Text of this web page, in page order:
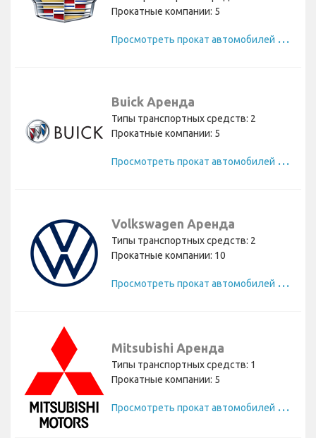
Прокатные компании: 5
П
росмотреть прокат автомобилей Cadillac
Buick Аренда
Типы транспортных средств: 2
Прокатные компании: 5
П
росмотреть прокат автомобилей Buick
Volkswagen Аренда
Типы транспортных средств: 2
Прокатные компании: 10
П
росмотреть прокат автомобилей Volkswagen
Mitsubishi Аренда
Типы транспортных средств: 1
Прокатные компании: 5
П
росмотреть прокат автомобилей Mitsubishi